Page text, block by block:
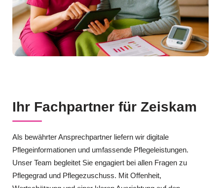
Ihr Fachpartner für Zeiskam
Als bewährter Ansprechpartner liefern wir digitale
Pflegeinformationen und umfassende Pflegeleistungen.
Unser Team begleitet Sie engagiert bei allen Fragen zu
Pflegegrad und Pflegezuschuss. Mit Offenheit,